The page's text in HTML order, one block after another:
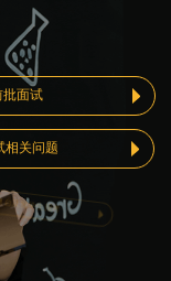
批面试
相关问题
留学生报考